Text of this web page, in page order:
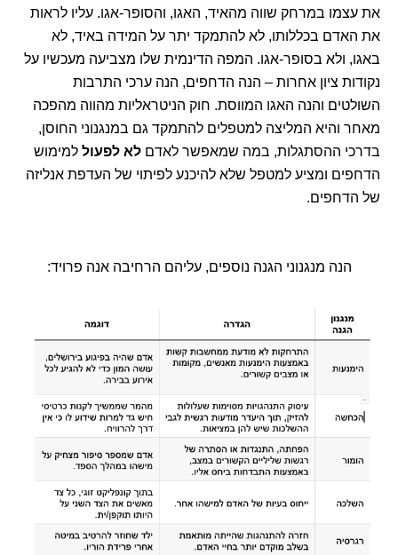
את עצמו במרחק שווה מהאיד, האגו, והסופר-אגו. עליו לראות
את האדם בכללותו, לא להתמקד יתר על המידה באיד, לא
באגו, ולא בסופר-אגו. המפה הדינמית שלו מצביעה מעכשיו על
נקודות ציון אחרות – הנה הדחפים, הנה ערכי התרבות
השולטים והנה האגו המווסת. חוק הניטראליות מהווה מהפכה
מאחר והיא המליצה למטפלים להתמקד גם במנגנוני החוסן,
בדרכי ההסתגלות, במה שמאפשר לאדם לא לפעול למימוש
הדחפים ומציע למטפל שלא להיכנע לפיתוי של העדפת אנליזה
של הדחפים.
הנה מנגנוני הגנה נוספים, עליהם הרחיבה אנה פרויד: